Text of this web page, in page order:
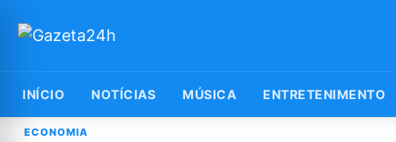
INÍCIO NOTÍCIAS MÚSICA ENTRETENIMENTO
ECONOMIA